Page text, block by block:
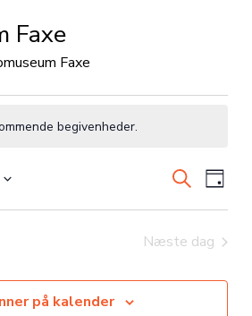
Faxe
Faxe
begivenheder.
Søgning
og
Søg
Dag
Næste dag
på kalender